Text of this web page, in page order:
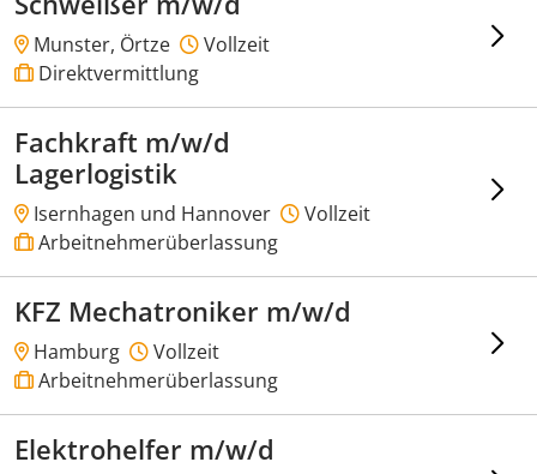
Munster, Örtze
Vollzeit
Direktvermittlung
Fachkraft m/w/d
Lagerlogistik
Isernhagen und Hannover
Vollzeit
Arbeitnehmerüberlassung
KFZ Mechatroniker m/w/d
Hamburg
Vollzeit
Arbeitnehmerüberlassung
Elektrohelfer m/w/d